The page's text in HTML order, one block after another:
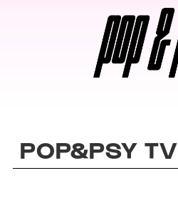
POP&PSY TV